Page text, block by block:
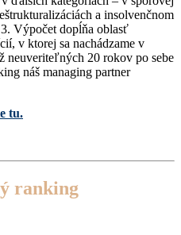
a insolvenčnom
Výpočet dopĺňa oblasť
v ktorej sa nachádzame v
neuveriteľných 20 rokov po sebe
náš managing partner
tu.
ranking